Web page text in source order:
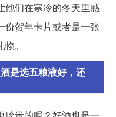
他们在寒冷的冬天里感
份贺年卡片或者是一张
。
是选五粮液好，还